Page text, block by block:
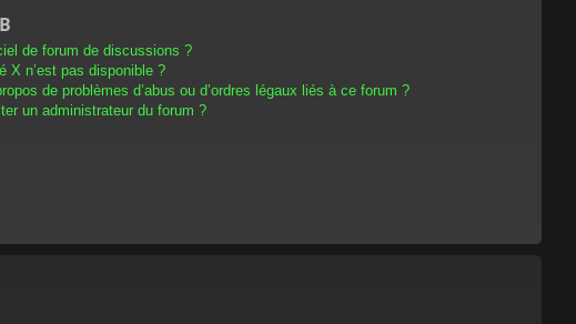
de forum de discussions ?
X n’est pas disponible ?
de problèmes d’abus ou d’ordres légaux liés à ce forum ?
un administrateur du forum ?